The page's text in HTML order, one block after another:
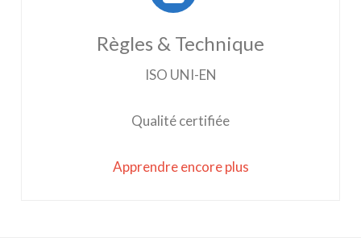
Règles & Technique
ISO UNI-EN
Qualité certifiée
Apprendre encore plus